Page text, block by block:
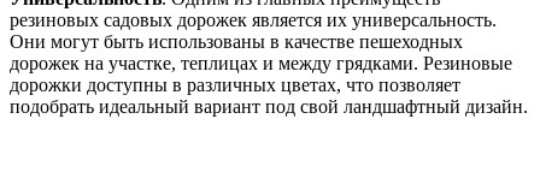
резиновых садовых дорожек является их универсальность.
Они могут быть использованы в качестве пешеходных
дорожек на участке, теплицах и между грядками. Резиновые
дорожки доступны в различных цветах, что позволяет
подобрать идеальный вариант под свой ландшафтный дизайн.